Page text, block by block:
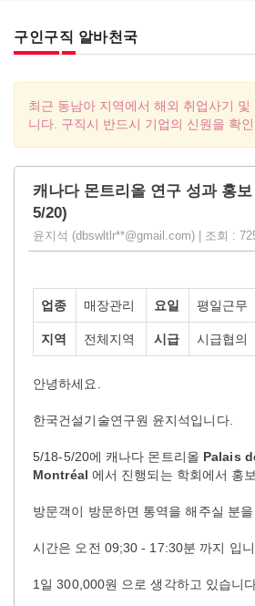
구인구직 알바천국
최근 동남아 지역에서 해외 취업사기
니다. 구직시 반드시 기업의 신원을 확
캐나다 몬트리올 연구 성과 홍
5/20)
윤지석 (dbswltlr**@gmail.com) | 조회 :
업종 매장관리 요일 평일근무
지역 전체지역 시급 시급협의
안녕하세요.
한국건설기술연구원 윤지석입니다.
5/18-5/20에 캐나다 몬트리올 Palais
Montréal 에서 진행되는 학회에서 홍
방문객이 방문하면 통역을 해주실 분을
시간은 오전 09;30 - 17:30분 까지 입니
1일 300,000원 으로 생각하고 있습니